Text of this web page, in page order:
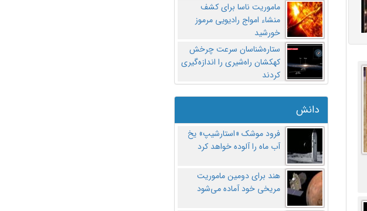
ماموریت ناسا برای کشف
منشاء امواج رادیویی مرموز
خورشید
ستاره‌شناسان سرعت چرخش
کهکشان راه‌شیری را اندازه‌گیری
کردند
دانش
فرود موشک «استارشیپ» یخ
آب ماه را آلوده خواهد کرد
هند برای دومین ماموریت
مریخی خود آماده می‌شود